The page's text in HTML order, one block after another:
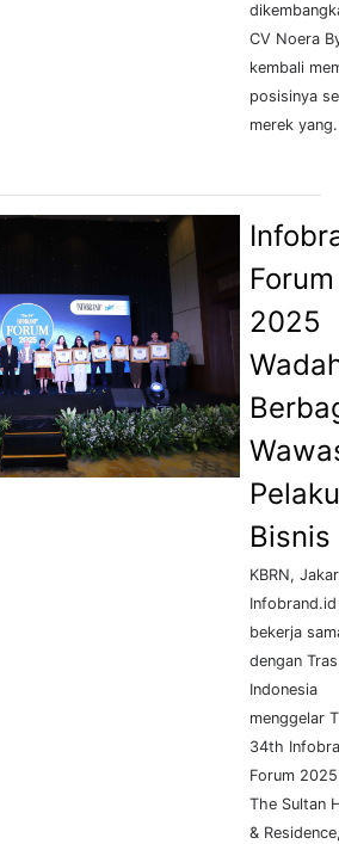
CV Noera
kembali
posisinya
merek
Forum
2025
Pelaku
Bisnis
KBRN,
Infobrand.id
bekerja
dengan
Indonesia
menggelar
34th
Forum
The Sultan
&